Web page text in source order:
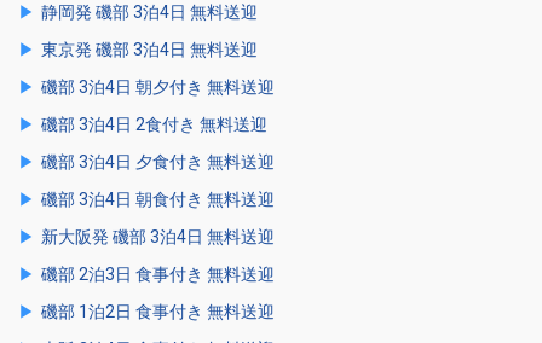
静岡発 磯部 3泊4日 無料送迎
東京発 磯部 3泊4日 無料送迎
磯部 3泊4日 朝夕付き 無料送迎
磯部 3泊4日 2食付き 無料送迎
磯部 3泊4日 夕食付き 無料送迎
磯部 3泊4日 朝食付き 無料送迎
新大阪発 磯部 3泊4日 無料送迎
磯部 2泊3日 食事付き 無料送迎
磯部 1泊2日 食事付き 無料送迎